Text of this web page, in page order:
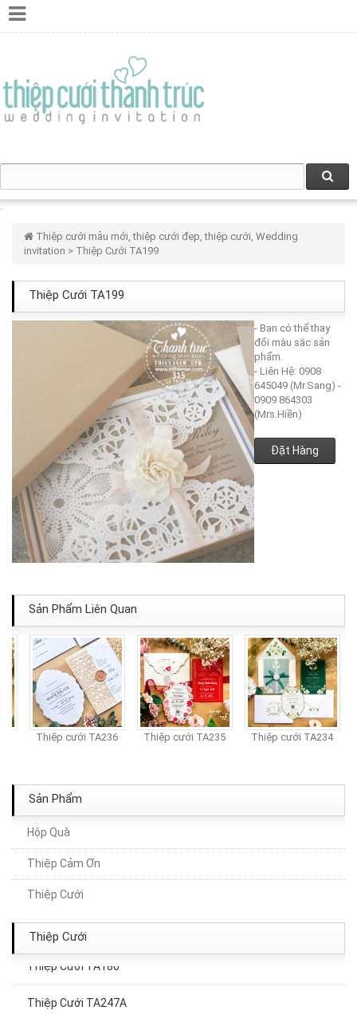
Thiệp cưới mẫu mới, thiệp cưới đẹp, thiệp cưới, Wedding
invitation > Thiệp Cưới TA199
Thiệp Cưới TA199
- Bạn có thể thay
đổi màu sắc sản
phẩm.
- Liên Hệ: 0908
645049 (Mr.Sang) -
0909 864303
(Mrs.Hiền)
Đặt Hàng
Sản Phẩm Liên Quan
Thiệp cưới TA236 Thiệp cưới TA235 Thiệp cưới TA234
Sản Phẩm
Hộp Quà
Thiệp Cảm Ơn
Thiệp Cưới
Thiệp Cưới
Thiệp Cưới TA219A
Thiệp Cưới TA201A
Thiệp Cưới TA247A